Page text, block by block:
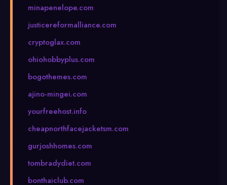
minapenelope.com
justicereformalliance.com
cryptoglax.com
ohiohobbyplus.com
bogothemes.com
ajino-mingei.com
yourfreehost.info
cheapnorthfacejacketsm.com
gurjoshhomes.com
tombradydiet.com
bonthaiclub.com